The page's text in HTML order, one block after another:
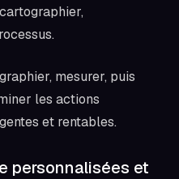
mesurer, puis
les actions
et rentables.
personnalisées et